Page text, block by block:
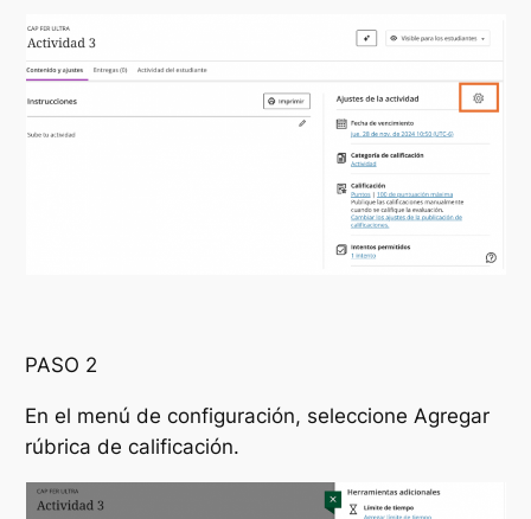
PASO 2
En el menú de configuración, seleccioneAgregar
rúbrica de calificación.